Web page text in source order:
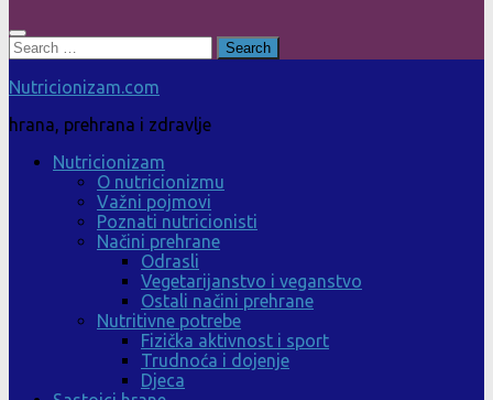
Search
for:
Nutricionizam.com
hrana, prehrana i zdravlje
Nutricionizam
O nutricionizmu
Važni pojmovi
Poznati nutricionisti
Načini prehrane
Odrasli
Vegetarijanstvo i veganstvo
Ostali načini prehrane
Nutritivne potrebe
Fizička aktivnost i sport
Trudnoća i dojenje
Djeca